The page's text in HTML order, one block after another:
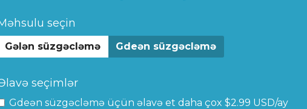
seçin
Gələn süzgəcləmə Gdeən süzgəcləmə
seçimlər
Gdeən süzgəcləmə üçün əlavə et daha çox $2.99 USD/ay